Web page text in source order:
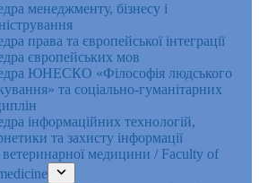
менеджменту, бізнесу і
права та європейської інтеграції
європейських мов
ЮНЕСКО «Філософія людського
та соціально-гуманітарних
інформаційних технологій,
та захисту інформації
ветеринарної медицини / Faculty of